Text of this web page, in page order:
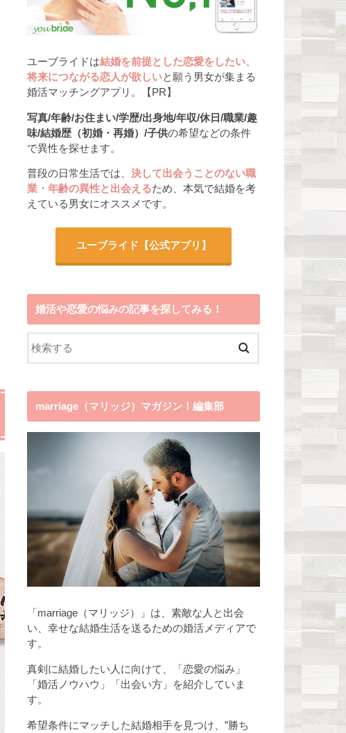
ユーブライドは結婚を前提とした恋愛をしたい、
将来につながる恋人が欲しいと願う男女が集まる
婚活マッチングアプリ。【PR】
写真/年齢/お住まい/学歴/出身地/年収/休日/職業/趣
味/結婚歴（初婚・再婚）/子供の希望などの条件
で異性を探せます。
普段の日常生活では、 決して出会うことのない職
業・年齢の異性と出会えるため、本気で結婚を考
えている男女にオススメです。
ユーブライド 【公式アプリ】
婚活や恋愛の悩みの記事を探してみる！
marriage（マリッジ）マガジン！編集部
「marriage（マリッジ）」は、素敵な人と出会
い、幸せな結婚生活を送るための婚活メディアで
す。
真剣に結婚したい人に向けて、「恋愛の悩み」
「婚活ノウハウ」「出会い方」を紹介していま
す。
希望条件にマッチした結婚相手を見つけ、”勝ち